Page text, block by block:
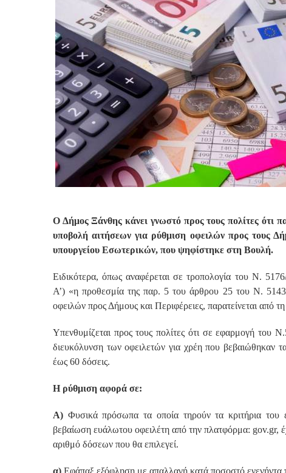
Ο Δήμος Ξάνθης κάνει γνωστό προς τους πολίτες ότι
υποβολή αιτήσεων για ρύθμιση οφειλών προς τους
υπουργείου Εσωτερικών, που ψηφίστηκε στη Βουλή.
Ειδικότερα, όπως αναφέρεται σε τροπολογία του Ν.
Α’) «η προθεσμία της παρ. 5 του άρθρου 25 του Ν.
οφειλών προς Δήμους και Περιφέρειες, παρατείνεται από
Υπενθυμίζεται προς τους πολίτες ότι σε εφαρμογή
διευκόλυνση των οφειλετών για χρέη που βεβαιώθηκαν
έως 60 δόσεις.
Η ρύθμιση αφορά σε:
Α) Φυσικά πρόσωπα τα οποία τηρούν τα κριτήρια
βεβαίωση ευάλωτου οφειλέτη από την πλατφόρμα: gov.gr,
αριθμό δόσεων που θα επιλεγεί.
α) Εφάπαξ εξόφληση με απαλλαγή κατά ποσοστό ενενήντα